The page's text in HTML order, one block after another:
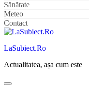
Sănătate
Meteo
Contact
LaSubiect.Ro
Actualitatea, așa cum este